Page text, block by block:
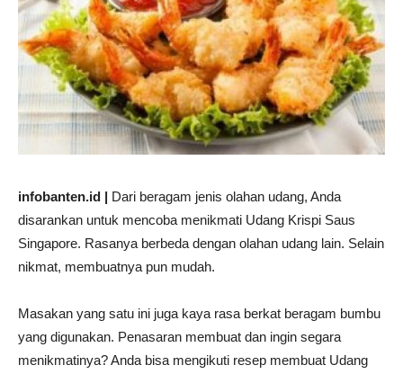
infobanten.id | Dari beragam jenis olahan udang, Anda
disarankan untuk mencoba menikmati Udang Krispi Saus
Singapore. Rasanya berbeda dengan olahan udang lain. Selain
nikmat, membuatnya pun mudah.
Masakan yang satu ini juga kaya rasa berkat beragam bumbu
yang digunakan. Penasaran membuat dan ingin segara
menikmatinya? Anda bisa mengikuti resep membuat Udang